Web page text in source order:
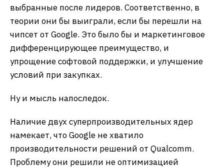
выбранные после лидеров. Соответственно, в
теории они бы выиграли, если бы перешли на
чипсет от Google. Это было бы и маркетинговое
дифференцирующее преимущество, и
упрощение софтовой поддержки, и улучшение
условий при закупках.
Ну и мысль напоследок.
Наличие двух суперпроизводительных ядер
намекает, что Google не хватило
производительности решений от Qualcomm.
Проблему они решили не оптимизацией